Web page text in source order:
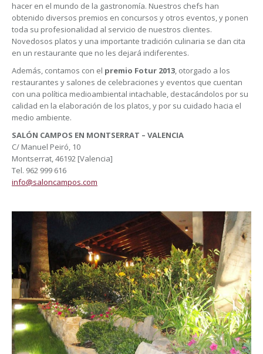
hacer en el mundo de la gastronomía. Nuestros chefs han
obtenido diversos premios en concursos y otros eventos, y ponen
toda su profesionalidad al servicio de nuestros clientes.
Novedosos platos y una importante tradición culinaria se dan cita
en un restaurante que no les dejará indiferentes.
Además, contamos con el premio Fotur 2013, otorgado a los
restaurantes y salones de celebraciones y eventos que cuentan
con una política medioambiental intachable, destacándolos por su
calidad en la elaboración de los platos, y por su cuidado hacia el
medio ambiente.
SALÓN CAMPOS EN MONTSERRAT – VALENCIA
C/ Manuel Peiró, 10
Montserrat, 46192 [Valencia]
Tel. 962 999 616
info@saloncampos.com